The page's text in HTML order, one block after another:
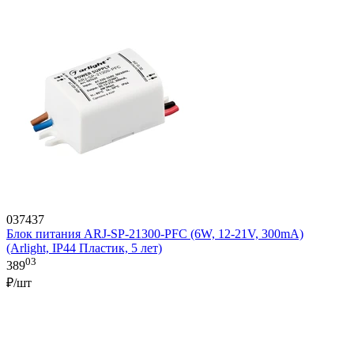
037437
Блок питания ARJ-SP-21300-PFC (6W, 12-21V, 300mA)
(Arlight, IP44 Пластик, 5 лет)
38903
₽/шт